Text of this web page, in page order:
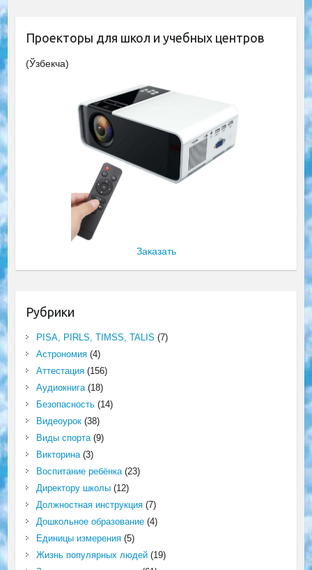
Проекторы для школ и учебных центров
(Ўзбекча)
Заказать
Рубрики
PISA, PIRLS, TIMSS, TALIS (7)
Астрономия(4)
Аттестация(156)
Аудиокнига(18)
Безопасность(14)
Видеоурок(38)
Виды спорта(9)
Викторина(3)
Воспитание ребёнка(23)
Директору школы(12)
Должностная инструкция(7)
Дошкольное образование(4)
Единицы измерения(5)
Жизнь популярных людей(19)